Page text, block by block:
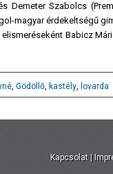
Demeter Szabolcs
magyar érdekeltségű
Babicz
, Gödöllő, kastély, lovarda
Kapcsolat |